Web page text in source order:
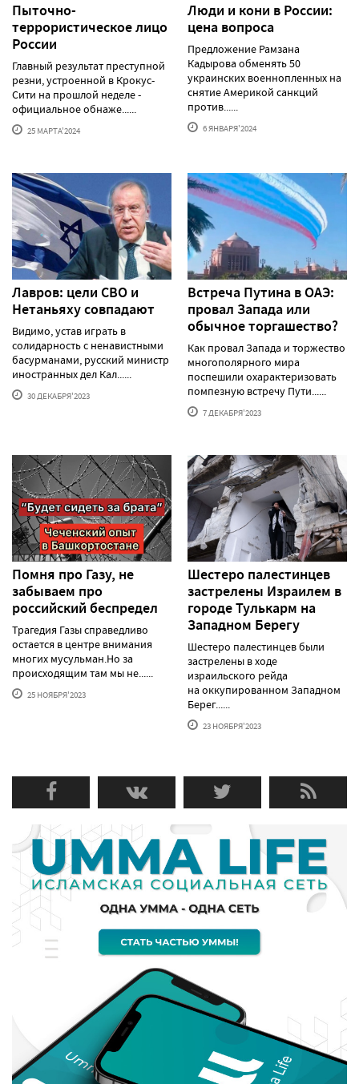
Пыточно-
террористическое лицо
России
Главный результат преступной
резни, устроенной в Крокус-
Сити на прошлой неделе -
официальное обнаже......
25 МАРТА'2024
Люди и кони в России:
цена вопроса
Предложение Рамзана
Кадырова обменять 50
украинских военнопленных на
снятие Америкой санкций
против......
6 ЯНВАРЯ'2024
Лавров: цели СВО и
Нетаньяху совпадают
Видимо, устав играть в
солидарность с ненавистными
басурманами, русский министр
иностранных дел Кал......
30 ДЕКАБРЯ'2023
Встреча Путина в ОАЭ:
провал Запада или
обычное торгашество?
Как провал Запада и торжество
многополярного мира
поспешили охарактеризовать
помпезную встречу Пути......
7 ДЕКАБРЯ'2023
Помня про Газу, не
забываем про
российский беспредел
Трагедия Газы справедливо
остается в центре внимания
многих мусульман.Но за
происходящим там мы не......
25 НОЯБРЯ'2023
Шестеро палестинцев
застрелены Израилем в
городе Тулькарм на
Западном Берегу
Шестеро палестинцев были
застрелены в ходе
израильского рейда
на оккупированном Западном
Берег......
23 НОЯБРЯ'2023